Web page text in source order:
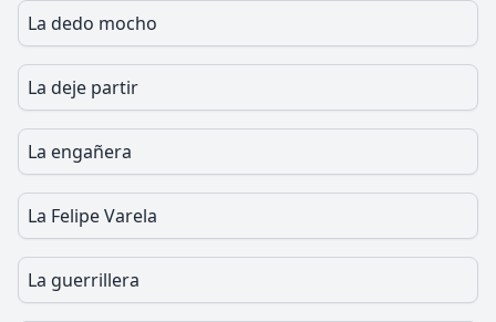
La dedo mocho
La deje partir
La engañera
La Felipe Varela
La guerrillera